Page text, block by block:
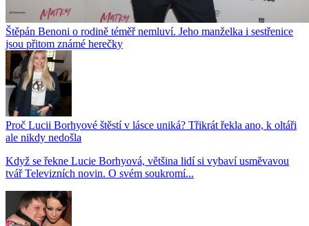
Štěpán Benoni o rodině téměř nemluví. Jeho manželka i sestřenice
jsou přitom známé herečky
Proč Lucii Borhyové štěstí v lásce uniká? Třikrát řekla ano, k oltáři
ale nikdy nedošla
Když se řekne Lucie Borhyová, většina lidí si vybaví usměvavou
tvář Televizních novin. O svém soukromí...